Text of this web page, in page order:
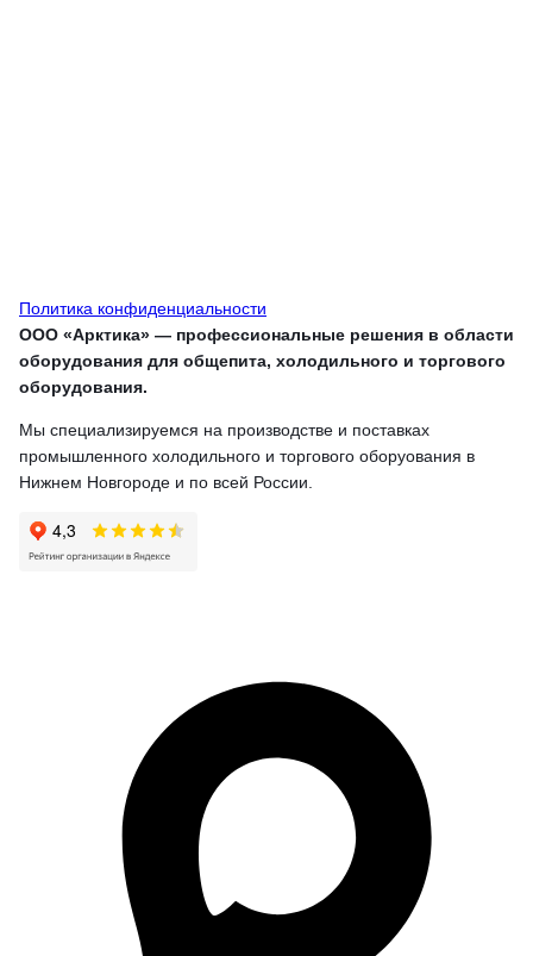
Политика конфиденциальности
ООО «Арктика» — профессиональные решения в области
оборудования для общепита, холодильного и торгового
оборудования.
Мы специализируемся на производстве и поставках
промышленного холодильного и торгового оборуования в
Нижнем Новгороде и по всей России.